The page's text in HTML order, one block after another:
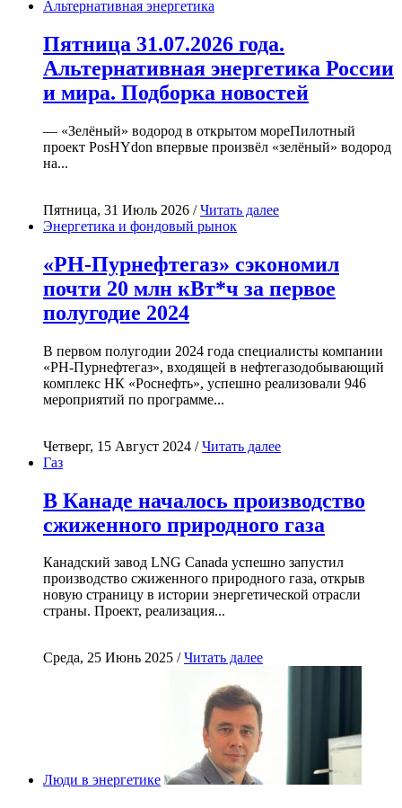
Альтернативная энергетика
Пятница 31.07.2026 года.
Альтернативная энергетика России
и мира. Подборка новостей
— «Зелёный» водород в открытом мореПилотный
проект PosHYdon впервые произвёл «зелёный» водород
на...
Пятница, 31 Июль 2026 /Читать далее
Энергетика и фондовый рынок
«РН-Пурнефтегаз» сэкономил
почти 20 млн кВт*ч за первое
полугодие 2024
В первом полугодии 2024 года специалисты компании
«РН-Пурнефтегаз», входящей в нефтегазодобывающий
комплекс НК «Роснефть», успешно реализовали 946
мероприятий по программе...
Четверг, 15 Август 2024 /Читать далее
Газ
В Канаде началось производство
сжиженного природного газа
Канадский завод LNG Canada успешно запустил
производство сжиженного природного газа, открыв
новую страницу в истории энергетической отрасли
страны. Проект, реализация...
Среда, 25 Июнь 2025 /Читать далее
Люди в энергетике